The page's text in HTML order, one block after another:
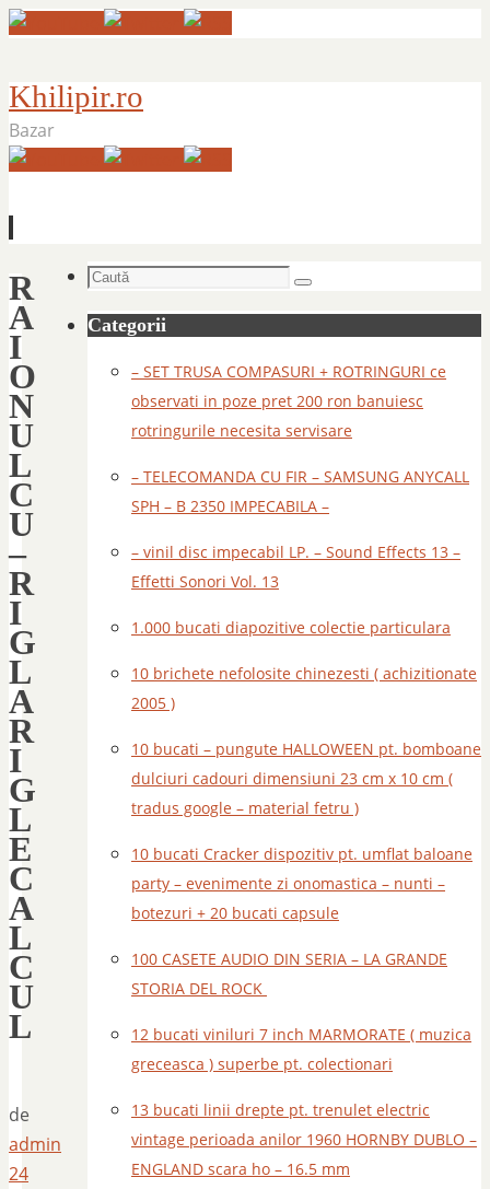
Khilipir.ro
Bazar
la
conținut
R
A
I
O
N
U
L
C
U
–
R
I
G
L
A
R
I
G
L
E
C
A
L
C
U
L
de
admin
24
Caută
Caută
Categorii
– SET TRUSA COMPASURI + ROTRINGURI ce
observati in poze pret 200 ron banuiesc
rotringurile necesita servisare
– TELECOMANDA CU FIR – SAMSUNG ANYCALL
SPH – B 2350 IMPECABILA –
– vinil disc impecabil LP. – Sound Effects 13 –
Effetti Sonori Vol. 13
1.000 bucati diapozitive colectie particulara
10 brichete nefolosite chinezesti ( achizitionate
2005 )
10 bucati – pungute HALLOWEEN pt. bomboane
dulciuri cadouri dimensiuni 23 cm x 10 cm (
tradus google – material fetru )
10 bucati Cracker dispozitiv pt. umflat baloane
party – evenimente zi onomastica – nunti –
botezuri + 20 bucati capsule
100 CASETE AUDIO DIN SERIA – LA GRANDE
STORIA DEL ROCK
12 bucati viniluri 7 inch MARMORATE ( muzica
greceasca ) superbe pt. colectionari
13 bucati linii drepte pt. trenulet electric
vintage perioada anilor 1960 HORNBY DUBLO –
ENGLAND scara ho – 16.5 mm